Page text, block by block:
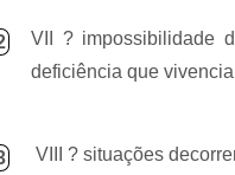
VII ? impossibilidade
deficiência que
VIII ? situações